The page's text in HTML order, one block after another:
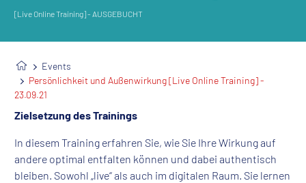
[Live Online Training] - AUSGEBUCHT
Events
Persönlichkeit und Außenwirkung [Live Online Training] -
23.09.21
Zielsetzung des Trainings
In diesem Training erfahren Sie, wie Sie Ihre Wirkung auf
andere optimal entfalten können und dabei authentisch
bleiben. Sowohl „live“ als auch im digitalen Raum. Sie lernen